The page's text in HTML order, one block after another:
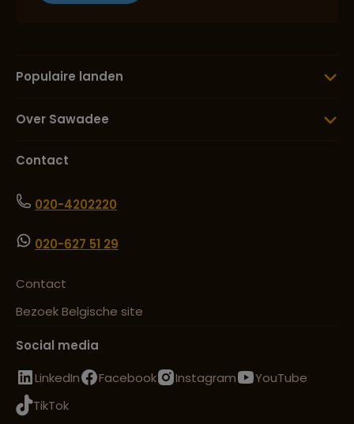
Populaire landen
Over Sawadee
Contact
020-4202220
020-627 51 29
Contact
Bezoek Belgische site
Social media
LinkedIn
Facebook Instagram
YouTube
TikTok